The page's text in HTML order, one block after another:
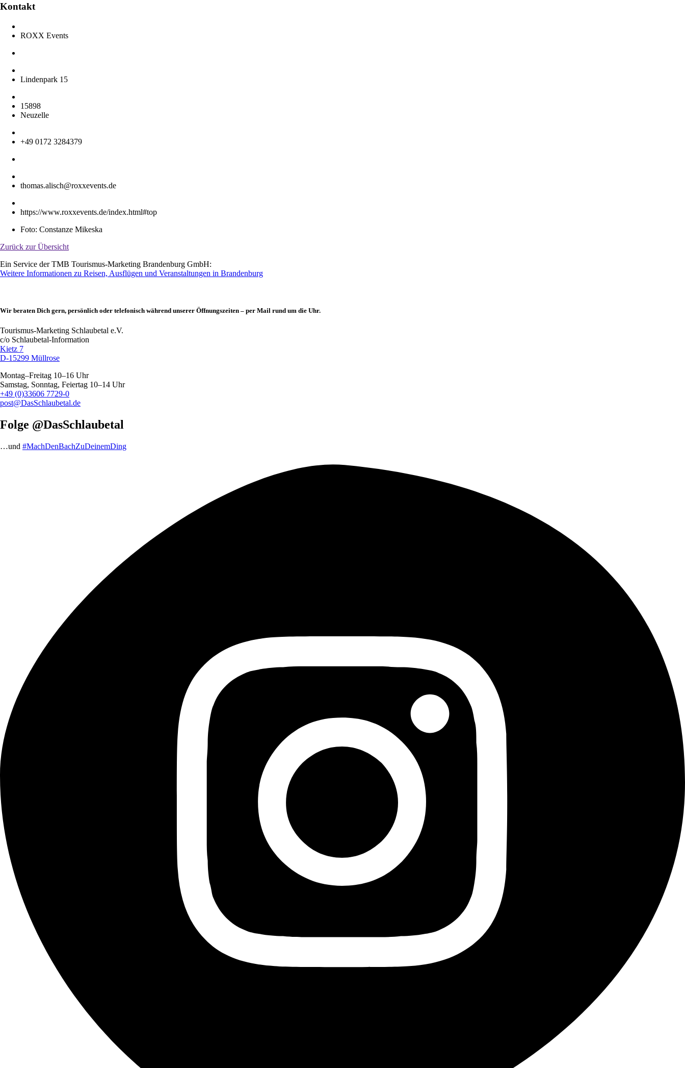
Kontakt
ROXX Events
Lindenpark 15
15898
Neuzelle
+49 0172 3284379
thomas.alisch@roxxevents.de
https://www.roxxevents.de/index.html#top
Foto: Constanze Mikeska
Zurück zur Übersicht
Ein Service der TMB Tourismus-Marketing Brandenburg GmbH:
Weitere Informationen zu Reisen, Ausflügen und Veranstaltungen in Brandenburg
Wir beraten Dich gern, persönlich oder telefonisch während unserer Öffnungszeiten – per Mail rund um die Uhr.
Tourismus-Marketing Schlaubetal e.V.
c/o Schlaubetal-Information
Kietz 7
D-15299 Müllrose
Montag–Freitag 10–16 Uhr
Samstag, Sonntag, Feiertag 10–14 Uhr
+49 (0)33606 7729-0
post@DasSchlaubetal.de
Folge @DasSchlaubetal
…und #MachDenBachZuDeinemDing